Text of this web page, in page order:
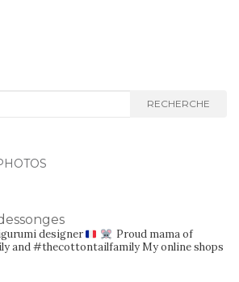
RECHERCHE
designer
Proud mama of
and #thecottontailfamilyMy online shops